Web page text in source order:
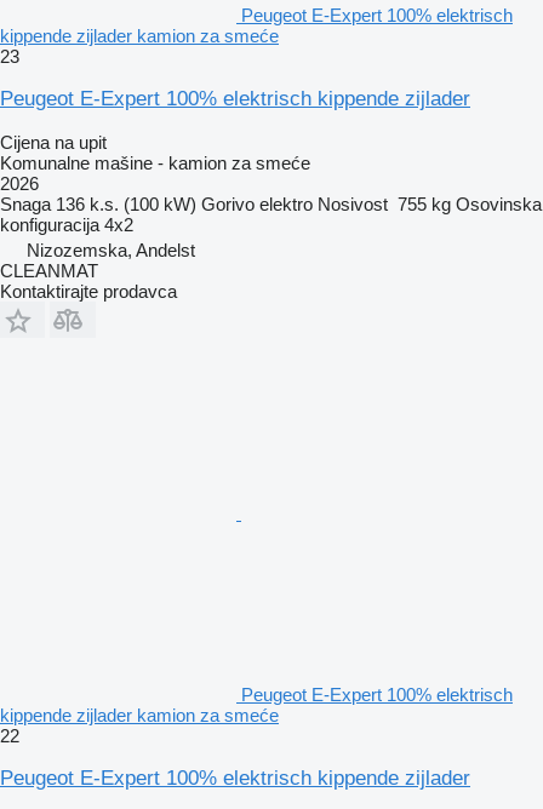
Peugeot E-Expert 100% elektrisch
kippende zijlader kamion za smeće
23
Peugeot E-Expert 100% elektrisch kippende zijlader
Cijena na upit
Komunalne mašine - kamion za smeće
2026
Snaga 136 k.s. (100 kW) Gorivo elektro Nosivost 755 kg Osovinska
konfiguracija 4x2
Nizozemska, Andelst
CLEANMAT
Kontaktirajte prodavca
Peugeot E-Expert 100% elektrisch
kippende zijlader kamion za smeće
22
Peugeot E-Expert 100% elektrisch kippende zijlader